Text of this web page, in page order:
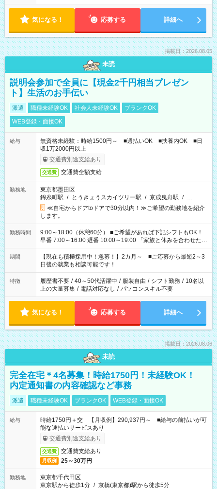
気になる！ 応募する 詳細へ
掲載日：2026.08.05
未読
説明会参加で全員に【現金2千円相当プレゼン
ト】生活のお手伝い
派遣 職種未経験OK 社会人未経験OK
ブランクOK
WEB登録・面接OK
給与
無資格未経験：時給1500円～ ■週払いOK ■扶養内OK ■日
収1万2000円以上
交通費別途支給あり
交通費 交通費全額支給
勤務地
東京都墨田区
錦糸町駅 / とうきょうスカイツリー駅 / 京成曳舟駅 / …
≪自宅からドアtoドアで30分以内！≫ご希望の勤務地を紹介
します。
勤務時間
9:00～18:00（休憩60分） ■ご希望があれば下記シフトもOK！
早番 7:00～16:00 遅番 10:00～19:00 「家族と休みを合わせた
い」 「余裕を持って夕飯の準備がしたい」 「できれば残業はし
たくない」 など、ご希望を教えてくださいね。 ※Wワーク希望
の方へ 今ご覧のお仕事で希望する勤務時間と、もう1つのお仕事
の勤務時間。 合計で週40時間を超える場合は応募できません。
期間
【現在も積極採用中！急募！】2カ月～ ■ご応募から最短2～3
日後の就業も相談可能です！
特徴 履歴書不要 / 40～50代活躍中 / 服装自由 / シフト勤務 / 10名以
上の大量募集 / 電話対応なし / パソコンスキル不要
気になる！ 応募する 詳細へ
掲載日：2026.08.06
未読
完全在宅＊4名募集！時給1750円！未経験OK！
内定通知書の内容確認など事務
派遣 職種未経験OK ブランクOK WEB登録・面接OK
給与
時給1750円＋交 【月収例】290,937円～ ■給与の前払いが可
能な速払いサービスあり
交通費別途支給あり
交通費 交通費支給あり
月収例 25～30万円
勤務地
東京都千代田区
東京駅から徒歩1分 / 京橋(東京都)駅から徒歩5分